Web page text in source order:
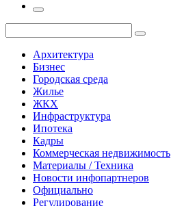
Архитектура
Бизнес
Городская среда
Жилье
ЖКХ
Инфраструктура
Ипотека
Кадры
Коммерческая недвижимость
Материалы / Техника
Новости инфопартнеров
Официально
Регулирование